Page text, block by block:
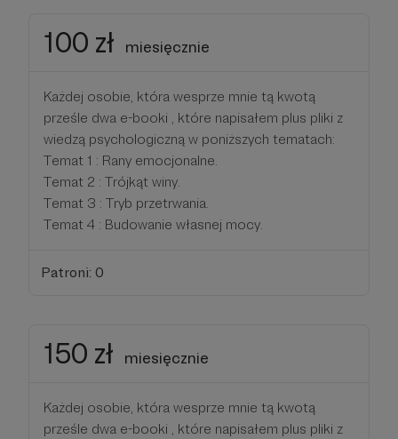
100 zł miesięcznie
Każdej osobie, która wesprze mnie tą kwotą
prześle dwa e-booki , które napisałem plus pliki z
wiedzą psychologiczną w poniższych tematach:
Temat 1 : Rany emocjonalne.
Temat 2 : Trójkąt winy.
Temat 3 : Tryb przetrwania.
Temat 4 : Budowanie własnej mocy.
Patroni: 0
150 zł miesięcznie
Każdej osobie, która wesprze mnie tą kwotą
prześle dwa e-booki , które napisałem plus pliki z